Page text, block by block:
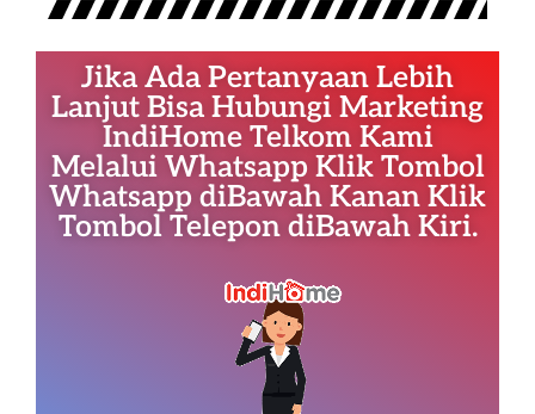
Jika Ada Pertanyaan Lebih
Lanjut Bisa Hubungi Marketing
IndiHome Telkom Kami
Melalui Whatsapp Klik Tombol
Whatsapp diBawah Kanan Klik
Tombol Telepon diBawah Kiri.